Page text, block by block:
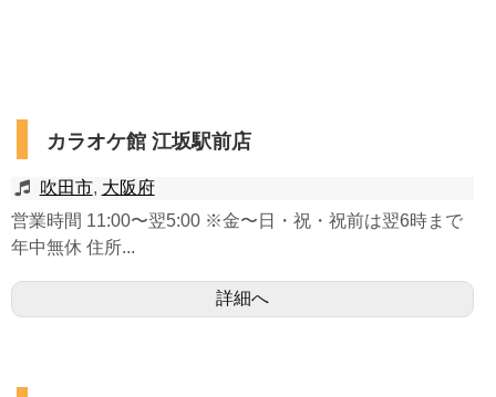
カラオケ館 江坂駅前店
吹田市, 大阪府
営業時間 11:00〜翌5:00 ※金〜日・祝・祝前は翌6時まで
年中無休 住所...
詳細へ